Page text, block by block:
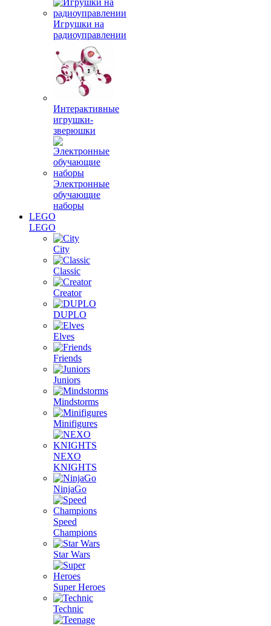
Игрушки на
радиоуправлении
Интерактивные
игрушки-
зверюшки
Электронные
обучающие
наборы
LEGO
LEGO
City
Classic
Creator
DUPLO
Elves
Friends
Juniors
Mindstorms
Minifigures
NEXO
KNIGHTS
NinjaGo
Speed
Champions
Star Wars
Super Heroes
Technic